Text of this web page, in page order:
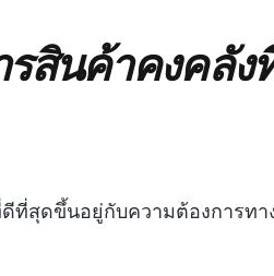
รสินค้าคงคลั
ที่สุดขึ้นอยู่กับความต้องการท